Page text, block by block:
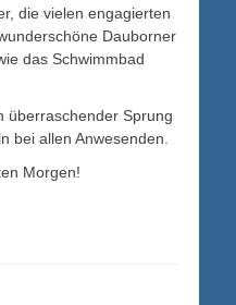
die vielen engagierten
Dauborner
das Schwimmbad
überraschender Sprung
bei allen Anwesenden.
Morgen!